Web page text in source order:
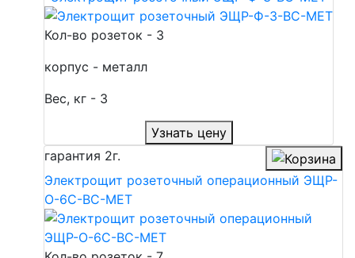
Кол-во розеток - 3
корпус - металл
Вес, кг - 3
Узнать цену
гарантия 2г.
Электрощит розеточный операционный ЭЩР-
О-6С-ВС-МЕТ